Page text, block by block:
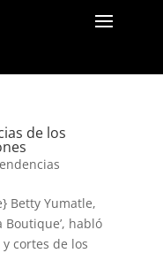
de los
Betty Yumatle,
habló
cortes de los